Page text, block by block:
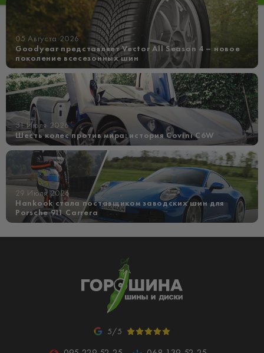
05 Августа 2026
Goodyear представляет Vector All Season 4 – новое
поколение всесезонных шин
31 Июля 2026
Шесть колес против мира: история Covini C6W
29 Июля 2026
Hankook стала поставщиком заводских шин для
Porsche 911 Carrera
5/5